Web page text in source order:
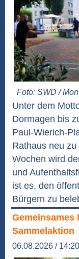
Foto: SWD /
Unter dem
Dormagen bis
Paul-Wierich-
Rathaus neu
Wochen wird
und
ist es, den
Bürgern zu
Gemeinsames
Sammelaktion
06.08.2026 /